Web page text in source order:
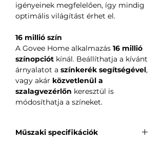
igényeinek megfelelően, így mindig
optimális világítást érhet el.
16 millió szín
A Govee Home alkalmazás 16 millió
színopciót kínál. Beállíthatja a kívánt
árnyalatot a színkerék segítségével,
vagy akár közvetlenül a
szalagvezérlőn keresztül is
módosíthatja a színeket.
Műszaki specifikációk